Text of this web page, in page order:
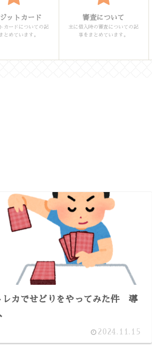
ットカード
カードについての記
とめています。
審査について
主に借入時の審査についての記
事をまとめています。
レカでせどりをやってみた件 導
2024.11.15